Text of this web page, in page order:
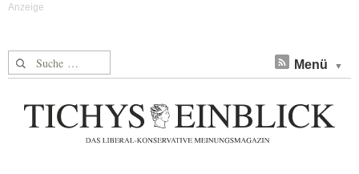
Suche nach: Menü